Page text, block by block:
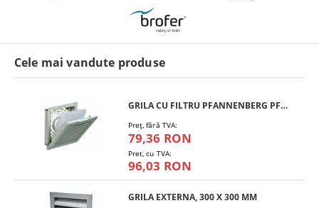
Cele mai vandute produse
GRILA CU FILTRU PFANNENBERG PFA 10.000
Preţ, fără TVA:
79,36 RON
Pret, cu TVA:
96,03 RON
GRILA EXTERNA, 300 X 300 MM